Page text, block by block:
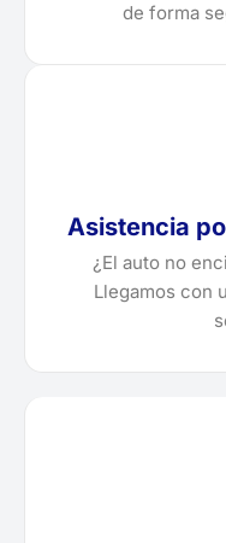
de forma
Asistencia
¿El auto no
Llegamos con